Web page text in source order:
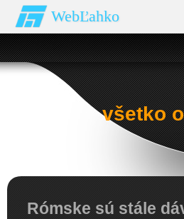
WebĽahko
všetko
Rómske sú stále